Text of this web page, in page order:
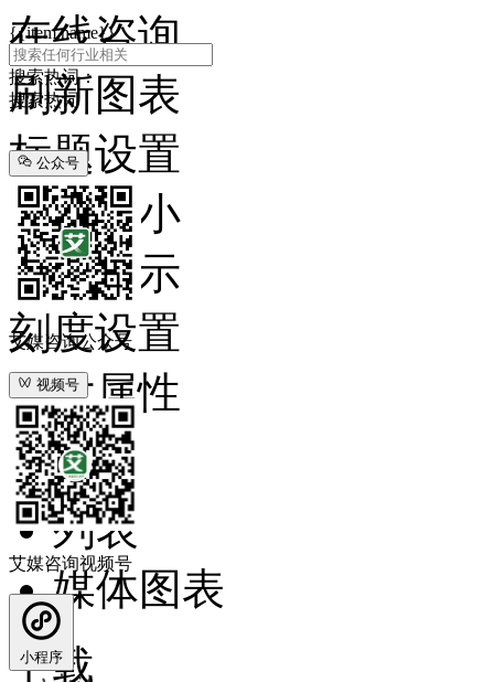
{{item.name}}
搜索热词：
搜索热词
公众号
艾媒咨询公众号
视频号
艾媒咨询视频号
小程序
在线咨询
刷新图表
标题设置
字体大小
数值显示
刻度设置
图片属性
图表
列表
媒体图表
下载